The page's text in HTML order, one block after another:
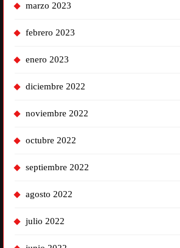
marzo 2023
febrero 2023
enero 2023
diciembre 2022
noviembre 2022
octubre 2022
septiembre 2022
agosto 2022
julio 2022